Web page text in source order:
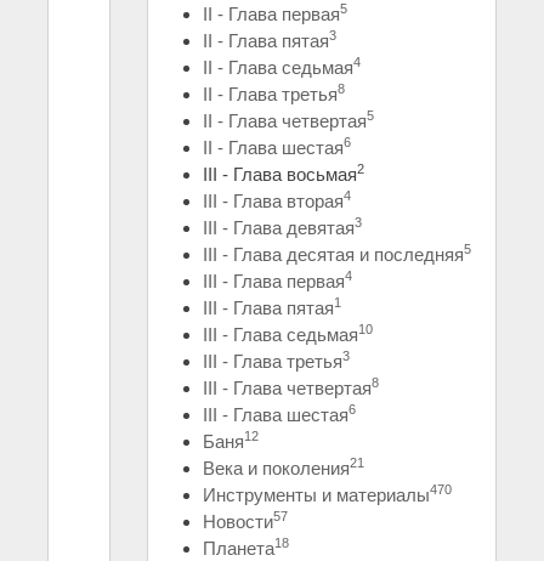
II - Глава первая5
II - Глава пятая3
II - Глава седьмая4
II - Глава третья8
II - Глава четвертая5
II - Глава шестая6
III - Глава восьмая2
III - Глава вторая4
III - Глава девятая3
III - Глава десятая и последняя5
III - Глава первая4
III - Глава пятая1
III - Глава седьмая10
III - Глава третья3
III - Глава четвертая8
III - Глава шестая6
Баня12
Века и поколения21
Инструменты и материалы470
Новости57
Планета18